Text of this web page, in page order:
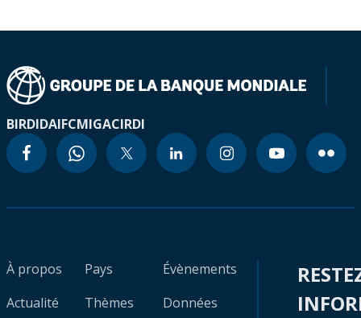
BIRDIDAIFCMIGACIRDI
À propos
Actualité
Pays
Thèmes
Évènements
Données